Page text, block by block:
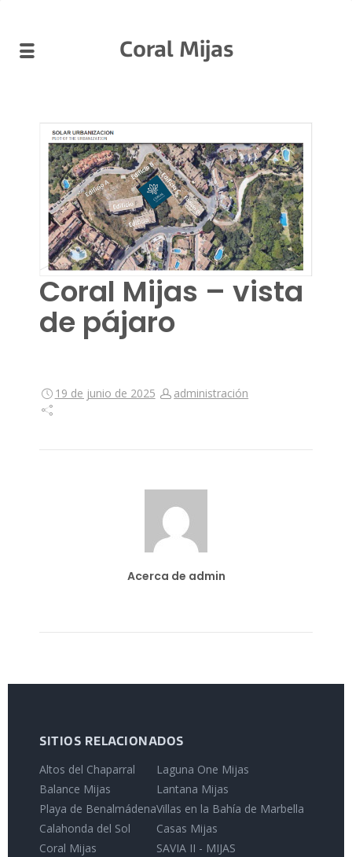
Coral Mijas
Coral Mijas – vista
de pájaro
19 de junio de 2025 administración
Acerca de admin
SITIOS RELACIONADOS
Altos del Chaparral
Balance Mijas
Playa de Benalmádena
Calahonda del Sol
Coral Mijas
Laguna One Mijas
Lantana Mijas
Villas en la Bahía de Marbella
Casas Mijas
SAVIA II - MIJAS